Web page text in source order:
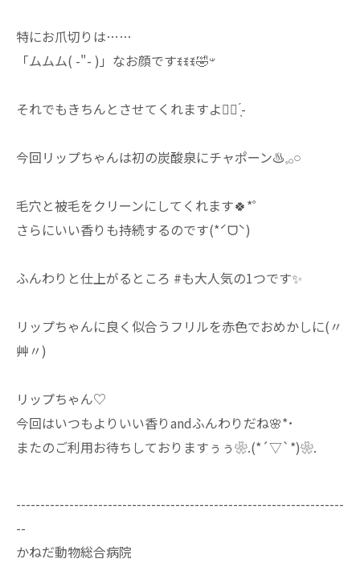
特にお爪切りは……
「ムムム( -"- )」なお顔ですꉂꉂꉂ🤣𐤔
それでもきちんとさせてくれますよ‎♡⃛ ̖́-
今回リップちゃんは初の炭酸泉にチャポーン♨️𓈒𓂂𓏸
毛穴と被毛をクリーンにしてくれます🍀*゜
さらにいい香りも持続するのです(*ˊᗜˋ)
ふんわりと仕上がるところ #も大人気の1つです✨️
リップちゃんに良く似合うフリルを赤色でおめかしに(〃
艸〃)
リップちゃん♡
今回はいつもよりいい香りandふんわりだね🌸*･
またのご利用お待ちしておりますぅぅ❀.(*´▽`*)❀.
--------------------------------------------------------------------
--
かねだ動物総合病院